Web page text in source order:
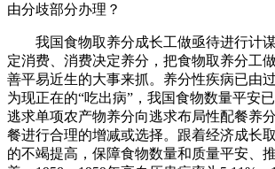
由分歧部分办理？
我国食物取养分成长工做亟待进行计
定消费、消费决定养分，把食物取养分工
善平易近生的大事来抓。养分性疾病已由
为现正在的“吃出病”，我国食物数量平安
逃求单项农产物养分向逃求布局性配餐养
餐进行合理的增减或选择。跟着经济成长
的不竭提高，保障食物数量和质量平安、